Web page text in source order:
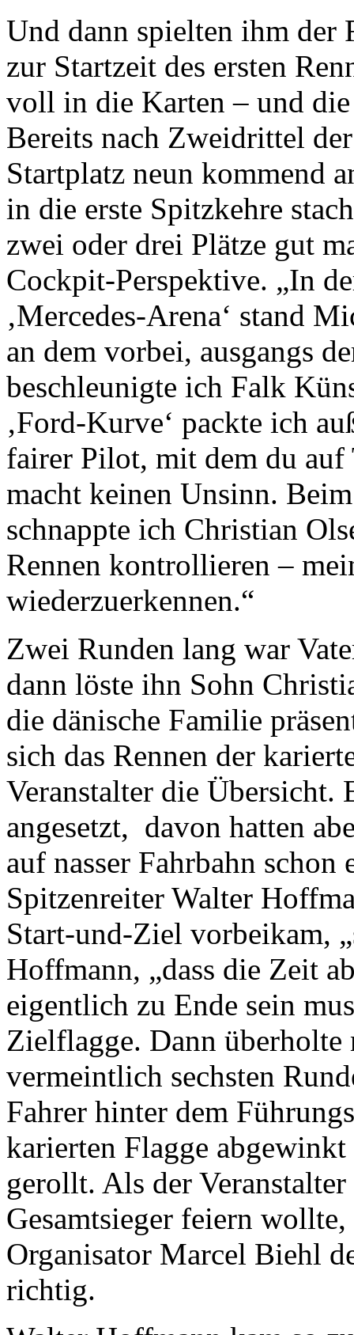
Und dann spielten ihm der
zur Startzeit des ersten
voll in die Karten – und
Bereits nach Zweidrittel
Startplatz neun kommend
in die erste Spitzkehre
zwei oder drei Plätze gut
Cockpit-Perspektive. „In
‚Mercedes-Arena‘ stand
an dem vorbei, ausgangs
beschleunigte ich Falk
‚Ford-Kurve‘ packte ich
fairer Pilot, mit dem du
macht keinen Unsinn.
schnappte ich Christian
Rennen kontrollieren –
wiederzuerkennen.“
Zwei Runden lang war
dann löste ihn Sohn
die dänische Familie
sich das Rennen der
Veranstalter die Übersicht.
angesetzt, davon hatten
auf nasser Fahrbahn
Spitzenreiter Walter
Start-und-Ziel vorbeikam,
Hoffmann, „dass die Zeit
eigentlich zu Ende sein
Zielflagge. Dann
vermeintlich sechsten
Fahrer hinter dem
karierten Flagge
gerollt. Als der
Gesamtsieger feiern
Organisator Marcel Biehl
richtig.